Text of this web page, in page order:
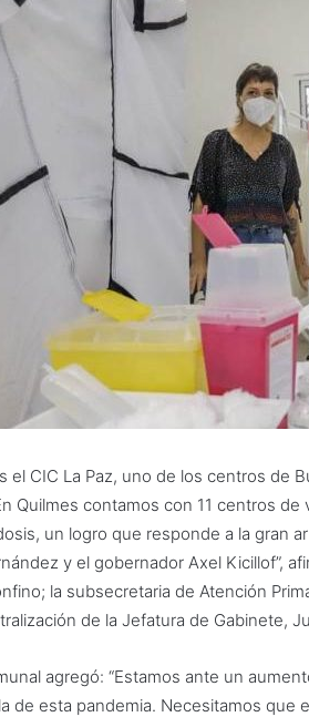
el CIC La Paz, uno de los centros de
Quilmes contamos con 11 centros
un logro que responde a la gran
y el gobernador Axel Kicillof”,
la subsecretaria de Atención
de la Jefatura de Gabinete,
agregó: “Estamos ante un
de esta pandemia. Necesitamos que